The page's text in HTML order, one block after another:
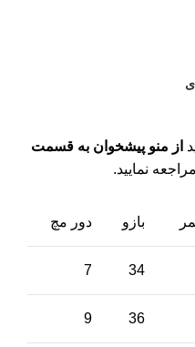
از منو پیشخوان به قسمت
مراجعه نمایید.
بازو دور مچ
34
7
36
9